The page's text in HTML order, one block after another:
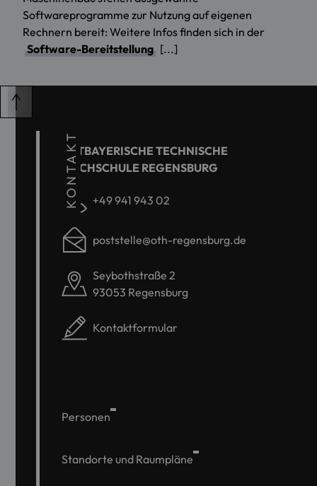
Softwareprogramme zur Nutzung auf eigenen
Rechnern bereit: Weitere Infos finden sich in der
Software-Bereitstellung [...]
KONTAKT
OSTBAYERISCHE TECHNISCHE
HOCHSCHULE REGENSBURG
+49 941 943 02
poststelle@oth-regensburg.de
Seybothstraße 2
93053 Regensburg
Kontaktformular
Personen
Standorte und Raumpläne